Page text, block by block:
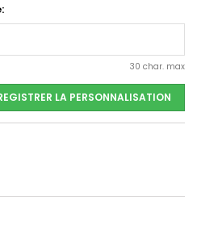
30 char. max
LA PERSONNALISATION